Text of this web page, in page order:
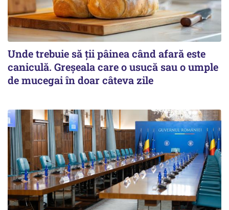
Unde trebuie să ții pâinea când afară este
caniculă. Greșeala care o usucă sau o umple
de mucegai în doar câteva zile